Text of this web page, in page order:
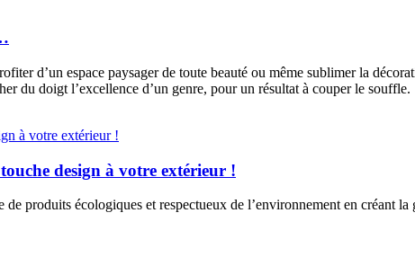
d’un espace paysager de toute beauté ou même sublimer la
du doigt l’excellence d’un genre, pour un résultat à couper le souffle.
design à votre extérieur !
produits écologiques et respectueux de l’environnement en créant la